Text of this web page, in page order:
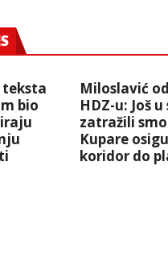
teksta
bio
Miloslavić
HDZ-u: Još
zatražili
Kupare
koridor do